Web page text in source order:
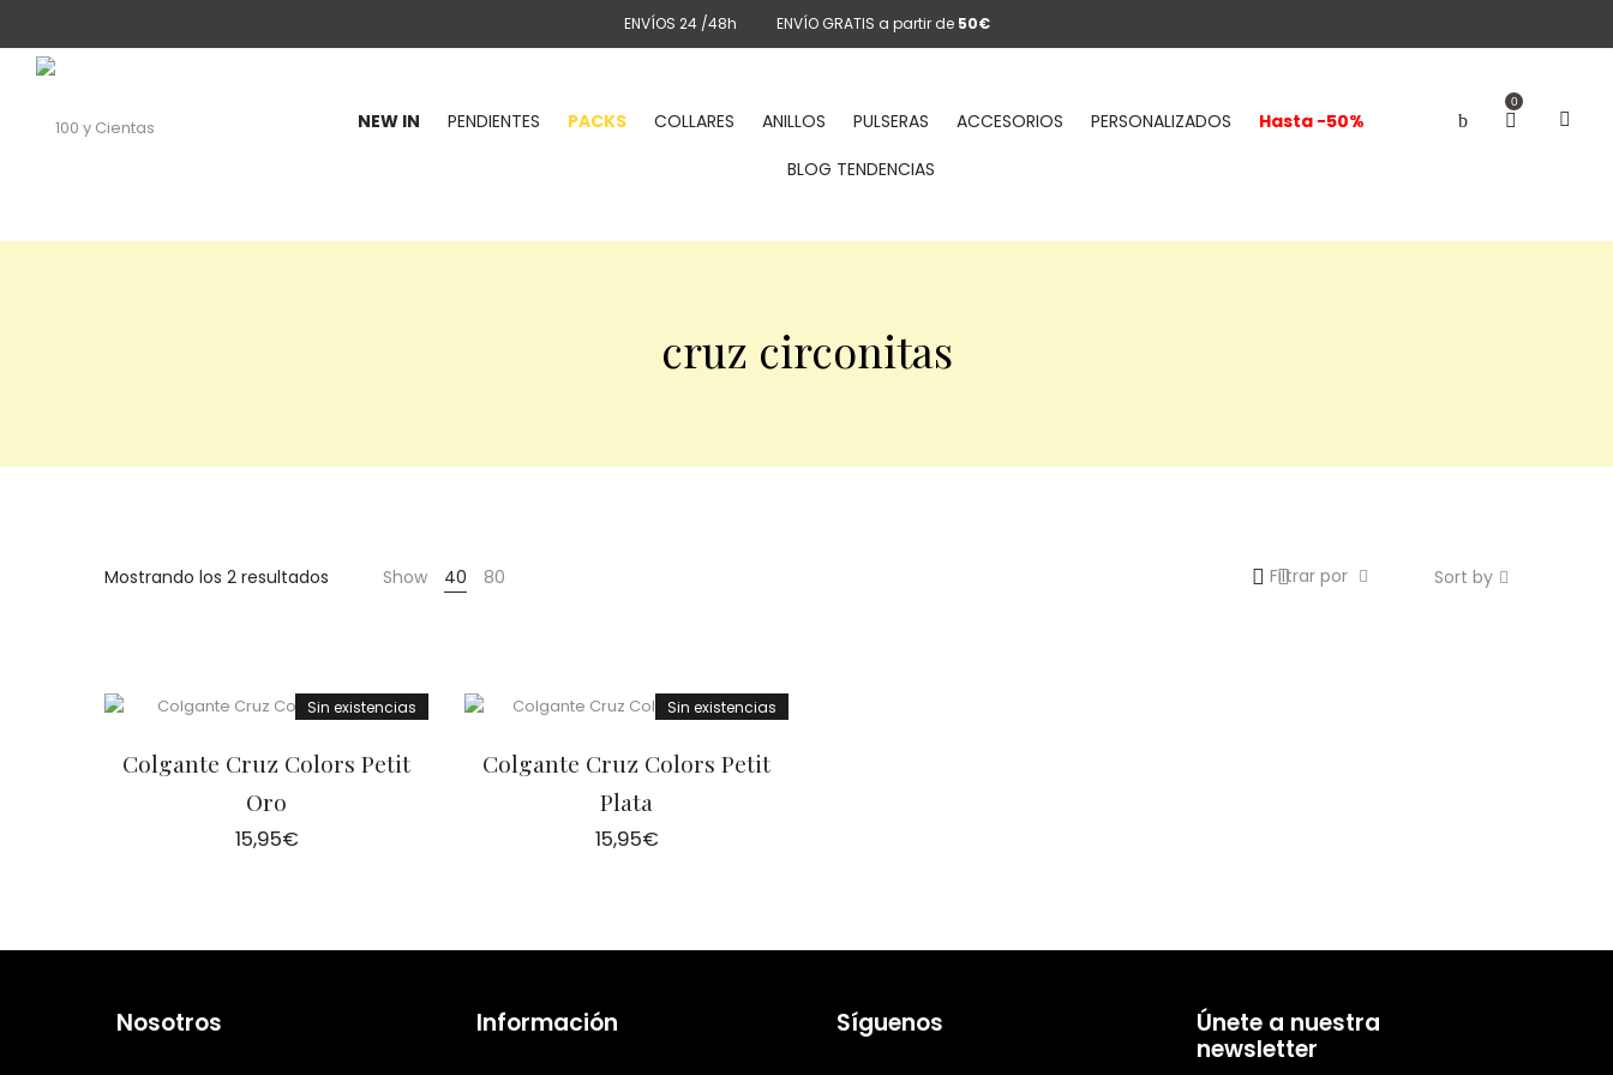
ENVÍOS 24 /48h ENVÍO GRATIS a partir de 50€
0
NEW IN PENDIENTES PACKS COLLARES ANILLOS PULSERAS ACCESORIOS PERSONALIZADOS
Hasta -50%
BLOG TENDENCIAS
cruz circonitas
Mostrando los 2 resultados Show 40 80 Sort by
Filtrar por
Sin existencias
Colgante Cruz Colors Petit
Oro
15,95€
Sin existencias
Colgante Cruz Colors Petit
Plata
15,95€
Nosotros Información Síguenos
Únete a nuestra
newsletter